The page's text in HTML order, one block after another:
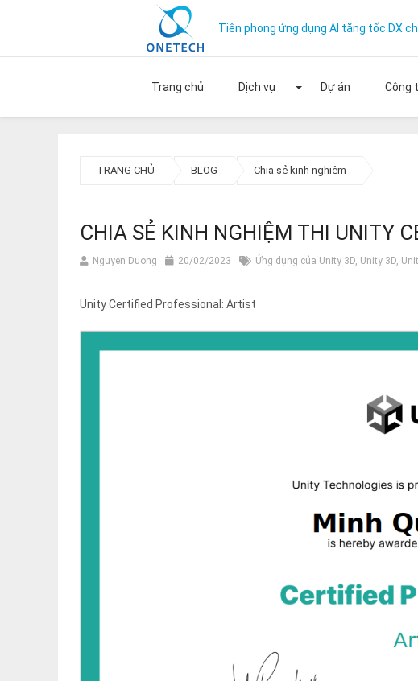
Tiên phong ứng dụng AI tăng tốc DX
Trang chủ Dịch vụ Dự án Công
TRANG CHỦ BLOG Chia sẻ kinh nghiệm
CHIA SẺ KINH NGHIỆM THI UNITY
Nguyen Duong 20/02/2023 Ứng dụng của Unity 3D, Unity 3D,
Unity Certified Professional: Artist
Mở rộng
Một email trả lời tự động sẽ được